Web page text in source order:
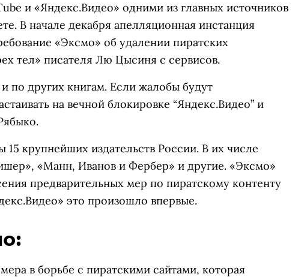
и «Яндекс.Видео» одними из главных источников
В начале декабря апелляционная инстанция
«Эксмо» об удалении пиратских
тел» писателя Лю Цысиня с сервисов.
по других книгам. Если жалобы будут
на вечной блокировке “Яндекс.Видео” и
крупнейших издательств России. В их числе
«Манн, Иванов и Фербер» и другие. «Эксмо»
предварительных мер по пиратскому контенту
это произошло впервые.
в борьбе с пиратскими сайтами, которая